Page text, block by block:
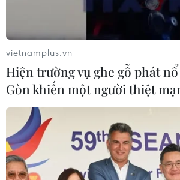
TTXVN
Dịch vụ tin
Quảng
Liên hệ
Giấy phép số: 1374/GP-BTTTT do Bộ Thông
cấp ngày 11/9/2008.
Quảng cáo: Phó TBT Nguyễn Thị Tám:
tamvna@gmail.com
vietnamplus.vn
Hiện trường vụ ghe gỗ phát
Gòn khiến một người thiệt